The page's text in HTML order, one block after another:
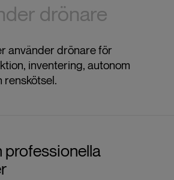
drönare
använder drönare för
inventering, autonom
renskötsel.
professionella